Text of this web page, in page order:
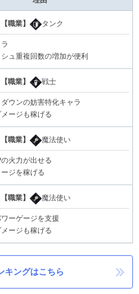
【職業】 タンク
シュ重複回数の増加が便利
【職業】 戦士
ダウンの妨害特化キャラ
メージも稼げる
【職業】 魔法使い
の火力が出せる
ージを稼げる
【職業】 魔法使い
ワーゲージを支援
メージも稼げる
キングはこちら